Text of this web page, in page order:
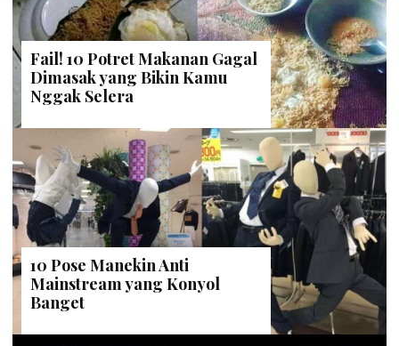
Fail! 10 Potret Makanan Gagal
Dimasak yang Bikin Kamu
Nggak Selera
10 Pose Manekin Anti
Mainstream yang Konyol
Banget